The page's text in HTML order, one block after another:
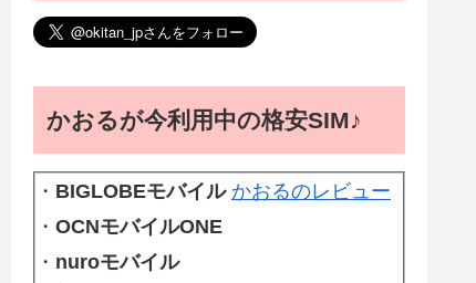
かおるが今利用中の格安SIM♪
・ BIGLOBEモバイル かおるのレビュー
・ OCNモバイルONE
・ nuroモバイル